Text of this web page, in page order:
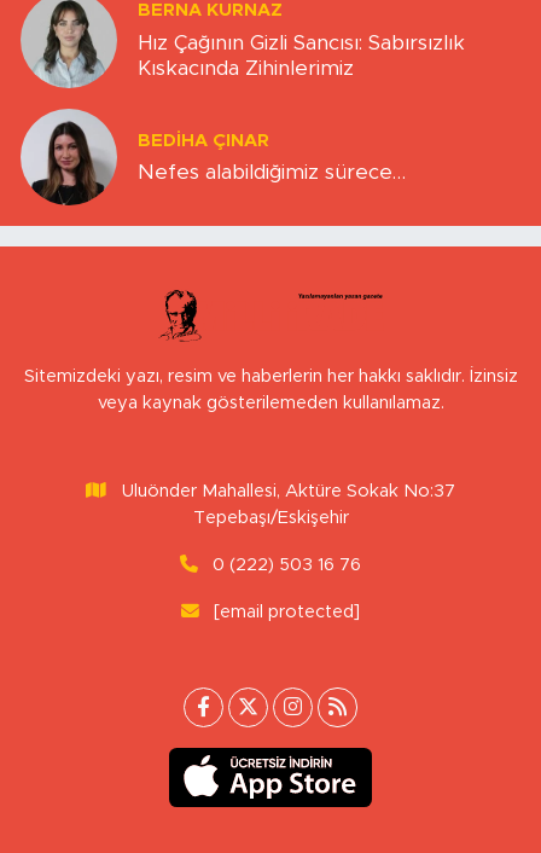
BERNA KURNAZ
Hız Çağının Gizli Sancısı: Sabırsızlık
Kıskacında Zihinlerimiz
BEDIHA ÇINAR
Nefes alabildiğimiz sürece…
Sitemizdeki yazı, resim ve haberlerin her hakkı saklıdır. İzinsiz
veya kaynak gösterilemeden kullanılamaz.
Uluönder Mahallesi, Aktüre Sokak No:37
Tepebaşı/Eskişehir
0 (222) 503 16 76
[email protected]